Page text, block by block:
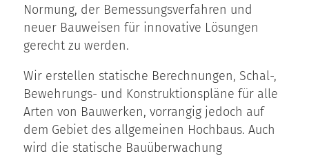
Normung, der Bemessungsverfahren und
neuer Bauweisen für innovative Lösungen
gerecht zu werden.
Wir erstellen statische Berechnungen, Schal-,
Bewehrungs- und Konstruktionspläne für alle
Arten von Bauwerken, vorrangig jedoch auf
dem Gebiet des allgemeinen Hochbaus. Auch
wird die statische Bauüberwachung